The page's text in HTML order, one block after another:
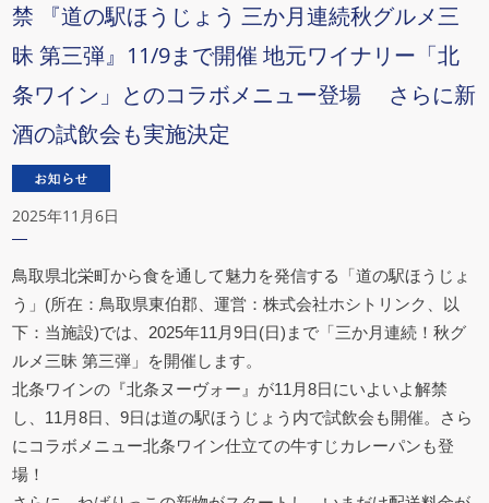
禁 『道の駅ほうじょう 三か月連続秋グルメ三
昧 第三弾』11/9まで開催 地元ワイナリー「北
条ワイン」とのコラボメニュー登場 さらに新
酒の試飲会も実施決定
2025年11月6日
鳥取県北栄町から食を通して魅力を発信する「道の駅ほうじょ
う」(所在：鳥取県東伯郡、運営：株式会社ホシトリンク、以
下：当施設)では、2025年11月9日(日)まで「三か月連続！秋グ
ルメ三昧 第三弾」を開催します。
北条ワインの『北条ヌーヴォー』が11月8日にいよいよ解禁
し、11月8日、9日は道の駅ほうじょう内で試飲会も開催。さら
にコラボメニュー北条ワイン仕立ての牛すじカレーパンも登
場！